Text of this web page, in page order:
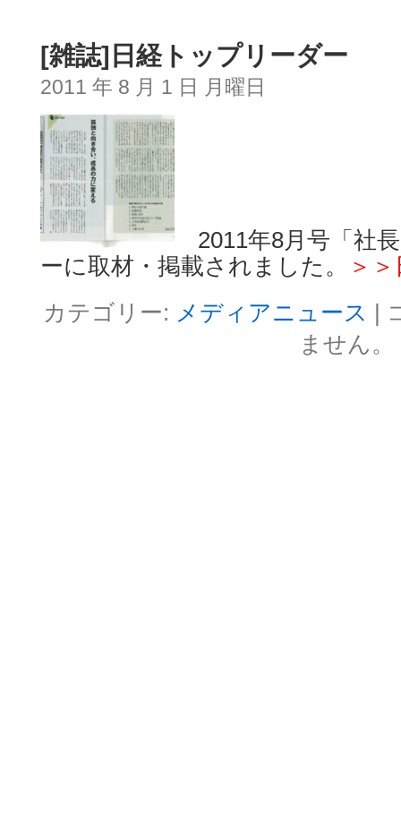
[雑誌]日経トップリーダー
2011 年 8 月 1 日 月曜日
2011年8月号「社
ーに取材・掲載されました。
＞
カテゴリー: メディアニュース
ません。